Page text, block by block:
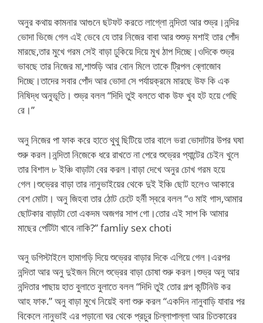
অনুর কথায় কামনার আগুনে ছটফট করতে লাগ্লো নন্দিতা আর শুভ্র।নন্দির
ভোদা ভিজে গেল এই ভেবে যে তার নিজের বাবা আর শুশুড় মশাই তার পোঁদ
মারছে,তার মুখে গরম সেই বাড়া ঢুকিয়ে দিয়ে মুখ ঠাপ দিচ্ছে।ওদিকে শুভ্র
ভাবছে তার নিজের মা,শাশুড়ি আর বোন মিলে তাকে ট্রিপল ব্লোজোব
দিচ্ছে।তাদের সবার পোঁদ আর ভোদা সে পর্যায়ক্রমে মারছে উফ কি এক
নিষিদ্ধ অনুভূতি। শুভ্র বলল “দিদি তুই বলতে থাক উফ খুব হট হয়ে গেছি
রে।”
অনু নিজের পা ফাক করে হাতে থুথু ছিটিয়ে তার বালে ভরা ভোদাটার উপর ঘষা
শুরু করল।নন্দিতা নিজেকে ধরে রাখতে না পেরে শুভ্রের প্যান্টের চেইন খুলে
তার বিশাল ৮ ইঞ্চি বাড়াটা বের করল।বাড়া দেখে অনুর চোখ গরম হয়ে
গেল।শুভ্রের বাড়া তার নানুভাইয়ের থেকে দুই ইঞ্চি ছোট হলেও আকারে
বেশ মোটা। অনু জিহবা তার ঠোট চেটে হর্নী স্বরে বলল “ও মাই গাস,আমার
ছোটকার বাড়াটা তো একদম অজগর সাপ গো।তোর এই সাপ কি আমার
মাছের পেটিটা খাবে নাকি?” famliy sex choti
অনু ডগিস্টাইলে হামাগড়ি দিয়ে শুভ্রের বাড়ার দিকে এগিয়ে গেল।এরপর
নন্দিতা আর অনু দুইজন মিলে শুভ্রের বাড়া চোষা শুরু করল।শুভ্র অনু আর
নন্দিতার পাছায় হাত বুলাতে বুলাতে বলল “দিদি তুই তোর গল্প কন্টিনিউ কর
আহ ফাক.” অনু বাড়া মুখে নিয়েই বলা শুরু করল “একদিন নানুবাড়ি যাবার পর
বিকেলে নানুভাই এর পড়ানো ঘর থেকে প্রচুর চিল্লাপাল্লা আর চিতকারের